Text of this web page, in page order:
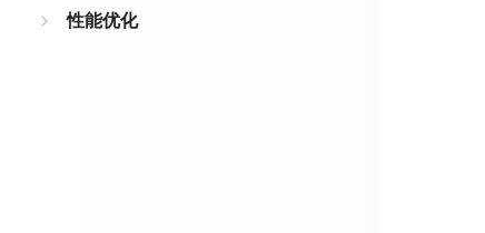
性能优化